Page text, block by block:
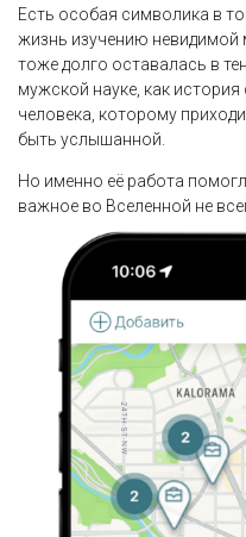
Есть особая символика в
жизнь изучению невидимой
тоже долго оставалась в
мужской науке, как
человека, которому
быть услышанной.
Но именно её работа
важное во Вселенной не